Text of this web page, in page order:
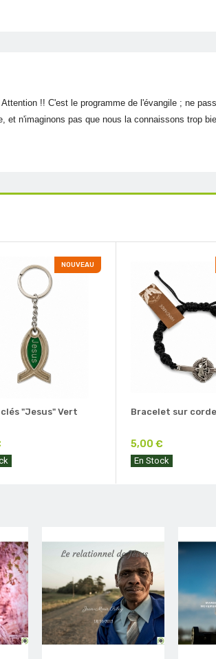
!! C'est le programme de l'évangile ; ne
et n'imaginons pas que nous la connaissons trop
NOUVEAU
"Jesus" Vert Bracelet sur corde
5,00 €
En Stock